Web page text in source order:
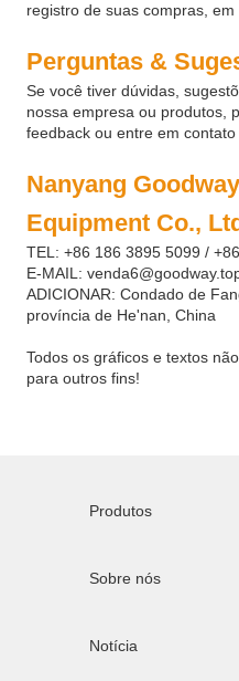
registro de suas compras,
Perguntas &
Se você tiver dúvidas,
nossa empresa ou produtos,
feedback ou entre em
Nanyang
Equipment Co.,
TEL: +86 186 3895 5099 /
E-MAIL:
ADICIONAR: Condado de
província de He'nan, China
Todos os gráficos e textos
para outros fins!
Produtos
Sobre nós
Notícia